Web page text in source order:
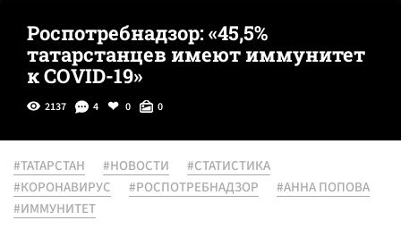
Роспотребнадзор: «45,5%
татарстанцев имеют иммунитет
к COVID-19»
2137 4 0 0
#ТАТАРСТАН #НОВОСТИ
#СТАТИСТИКА
#КОРОНАВИРУС
#РОСПОТРЕБНАДЗОР
#АННА ПОПОВА
#ИММУНИТЕТ